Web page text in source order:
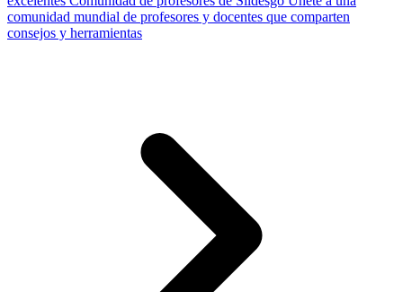
comunidad mundial de profesores y docentes que comparten
consejos y herramientas